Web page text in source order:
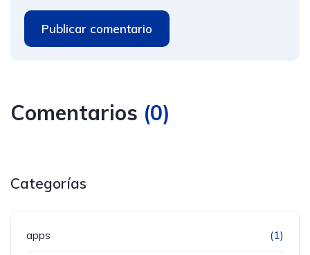
Publicar comentario
Comentarios (0)
Categorías
apps (1)